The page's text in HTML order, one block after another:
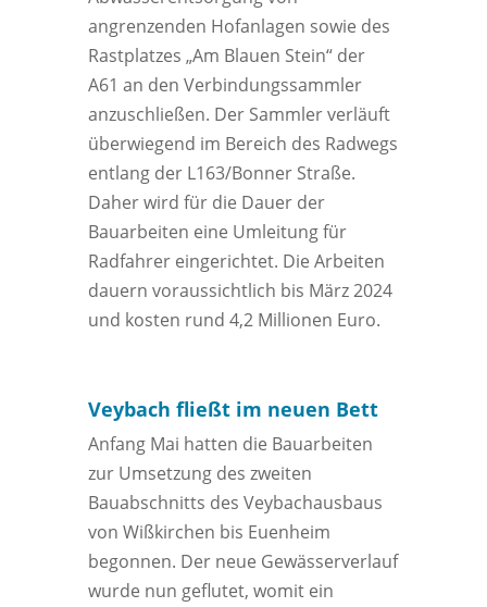
angrenzenden Hofanlagen sowie des
Rastplatzes „Am Blauen Stein“ der
A61 an den Verbindungssammler
anzuschließen. Der Sammler verläuft
überwiegend im Bereich des Radwegs
entlang der L163/Bonner Straße.
Daher wird für die Dauer der
Bauarbeiten eine Umleitung für
Radfahrer eingerichtet. Die Arbeiten
dauern voraussichtlich bis März 2024
und kosten rund 4,2 Millionen Euro.
Veybach fließt im neuen Bett
Anfang Mai hatten die Bauarbeiten
zur Umsetzung des zweiten
Bauabschnitts des Veybachausbaus
von Wißkirchen bis Euenheim
begonnen. Der neue Gewässerverlauf
wurde nun geflutet, womit ein